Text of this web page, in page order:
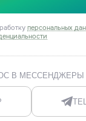
персональных
В МЕССЕНДЖЕРЫ